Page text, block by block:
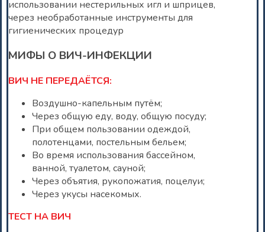
использовании нестерильных игл и шприцев,
через необработанные инструменты для
гигиенических процедур
МИФЫ О ВИЧ-ИНФЕКЦИИ
ВИЧ НЕ ПЕРЕДАЁТСЯ:
Воздушно-капельным путём;
Через общую еду, воду, общую посуду;
При общем пользовании одеждой,
полотенцами, постельным бельем;
Во время использования бассейном,
ванной, туалетом, сауной;
Через объятия, рукопожатия, поцелуи;
Через укусы насекомых.
ТЕСТ НА ВИЧ